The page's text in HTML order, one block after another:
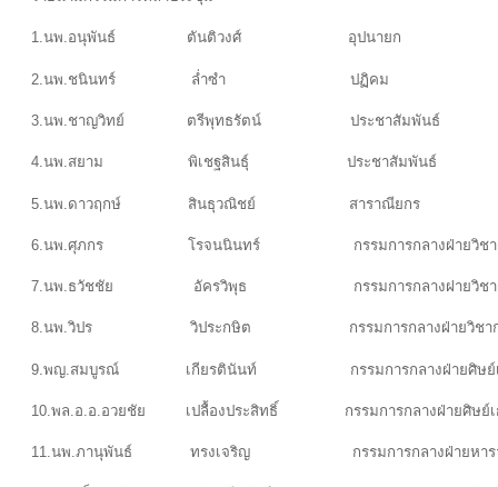
1.นพ.อนุพันธ์ ตันติวงศ์ อุปนายก
2.นพ.ชนินทร์ ล่ำซำ ปฏิคม
3.นพ.ชาญวิทย์ ตรีพุทธรัตน์ ประชาสัมพัน
4.นพ.สยาม พิเชฐสินธุ์ ประชาสัมพันธ์
5.นพ.ดาวฤกษ์ สินธุวณิชย์ สาราณียกร
6.นพ.ศุภกร โรจนนินทร์ กรรมการกลางฝ่ายวิชาก
7.นพ.ธวัชชัย อัครวิพุธ กรรมการกล
8.นพ.วิปร วิประกษิต กรรมการกลางฝ่ายวิชาก
9.พญ.สมบูรณ์ เกียรตินันท์ กรรมการกลางฝ่ายศิ
10.พล.อ.อ.อวยชัย เปลื้องประสิทธิ์ กรรมการกลางฝ่ายศิษย์เ
11.นพ.ภานุพันธ์ ทรงเจริญ กรรมการกลางฝ่ายหารายไ